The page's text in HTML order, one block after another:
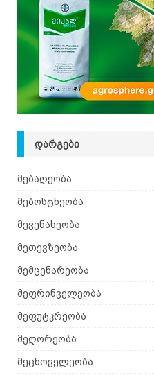
[ 05.08.2026 ]
ᲓᲐᲠᲒᲔᲑᲘ
მებაღეობა
მებოსტნეობა
მევენახეობა
მეთევზეობა
მემცენარეობა
მეფრინველეობა
მეფუტკრეობა
მეღორეობა
მეცხოველეობა